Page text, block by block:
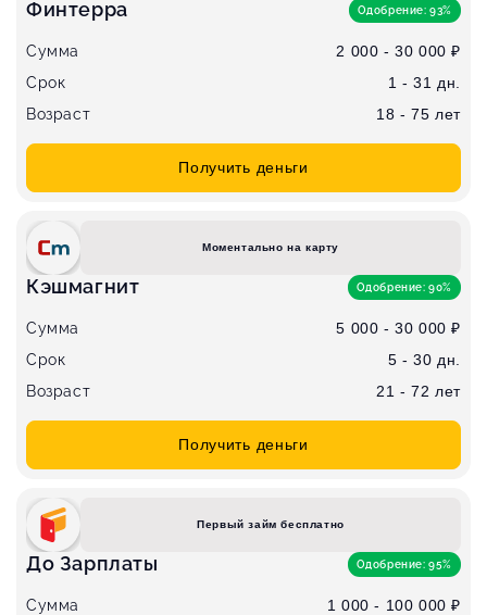
Финтерра Одобрение: 93%
Сумма
2 000 - 30 000 ₽
Срок
1 - 31 дн.
Возраст
18 - 75 лет
Получить деньги
Моментально на карту
Кэшмагнит Одобрение: 90%
Сумма
5 000 - 30 000 ₽
Срок
5 - 30 дн.
Возраст
21 - 72 лет
Получить деньги
Первый займ бесплатно
До Зарплаты Одобрение: 95%
Сумма
1 000 - 100 000 ₽